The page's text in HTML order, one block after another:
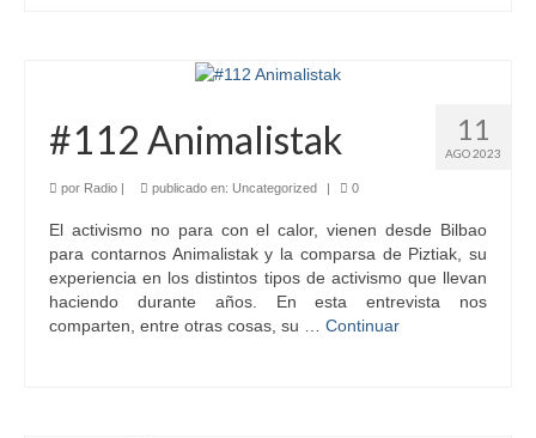
11
AGO 2023
#112 Animalistak
por Radio publicado en: Uncategorized 0
El activismo no para con el calor, vienen desde Bilbao
para contarnos Animalistak y la comparsa de Piztiak, su
experiencia en los distintos tipos de activismo que llevan
haciendo durante años. En esta entrevista nos
comparten, entre otras cosas, su … Continuar